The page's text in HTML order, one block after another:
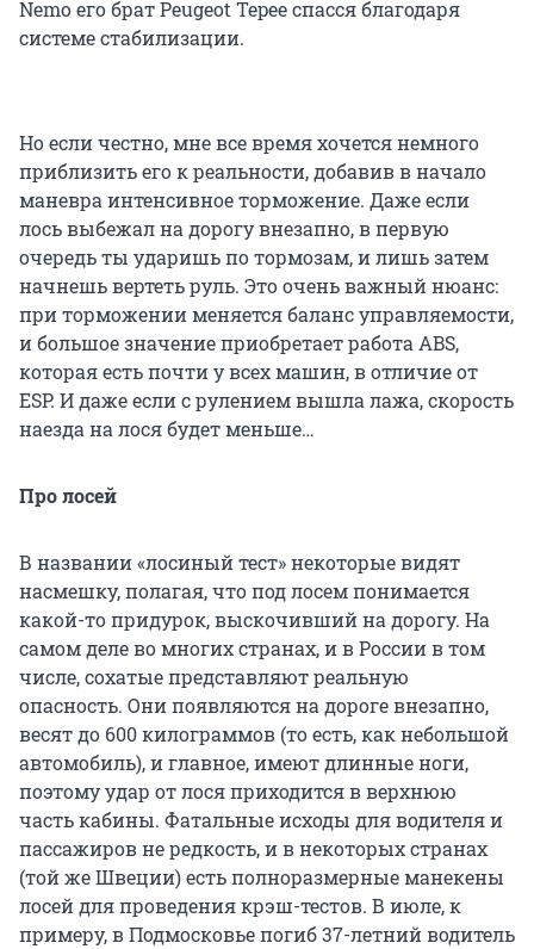
Nemo его брат Peugeot Tepee спасся благодаря
системе стабилизации.
Но если честно, мне все время хочется немного
приблизить его к реальности, добавив в начало
маневра интенсивное торможение. Даже если
лось выбежал на дорогу внезапно, в первую
очередь ты ударишь по тормозам, и лишь затем
начнешь вертеть руль. Это очень важный нюанс:
при торможении меняется баланс управляемости,
и большое значение приобретает работа ABS,
которая есть почти у всех машин, в отличие от
ESP. И даже если с рулением вышла лажа, скорость
наезда на лося будет меньше…
Про лосей
В названии «лосиный тест» некоторые видят
насмешку, полагая, что под лосем понимается
какой-то придурок, выскочивший на дорогу. На
самом деле во многих странах, и в России в том
числе, сохатые представляют реальную
опасность. Они появляются на дороге внезапно,
весят до 600 килограммов (то есть, как небольшой
автомобиль), и главное, имеют длинные ноги,
поэтому удар от лося приходится в верхнюю
часть кабины. Фатальные исходы для водителя и
пассажиров не редкость, и в некоторых странах
(той же Швеции) есть полноразмерные манекены
лосей для проведения крэш-тестов. В июле, к
примеру, в Подмосковье погиб 37-летний водитель